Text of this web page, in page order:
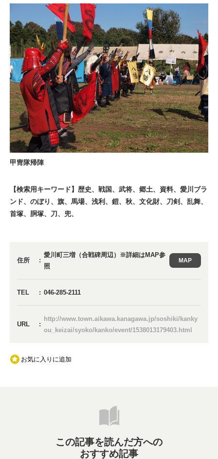
甲冑隊帰陣
【検索用キーワード】歴史、戦国、武将、郷土、資料、愛川ブラ
ンド、のぼり、旗、馬場、浅利、鎧、秋、文化財、刀剣、乱舞、
首塚、胴塚、刀、兜、
住所
愛川町三増（合戦碑周辺）※詳細はMAP参
照
MAP
TEL 046-285-2111
URL
http://www.town.aikawa.kanagawa.jp/soshiki/kanky
ou_keizai/syoko/kanko/event/1538013179403.html
お気に入りに追加
この記事を読んだ方への
おすすめ記事